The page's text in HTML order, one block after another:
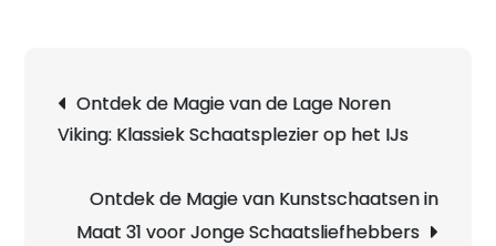
Ontdek de Magie van de Lage Noren
Viking: Klassiek Schaatsplezier op het IJs
Ontdek de Magie van Kunstschaatsen in
Maat 31 voor Jonge Schaatsliefhebbers